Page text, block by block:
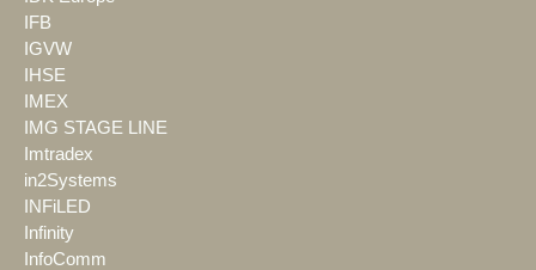
IFB
IGVW
IHSE
IMEX
IMG STAGE LINE
Imtradex
in2Systems
INFiLED
Infinity
InfoComm